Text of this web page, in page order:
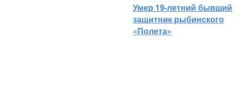
Умер 19-летний бывший
защитник рыбинского
«Полета»